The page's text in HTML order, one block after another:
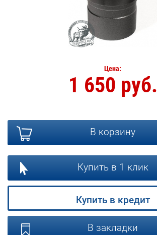
Цена:
1 650 руб.
В корзину
Купить в 1 клик
Купить в кредит
В закладки